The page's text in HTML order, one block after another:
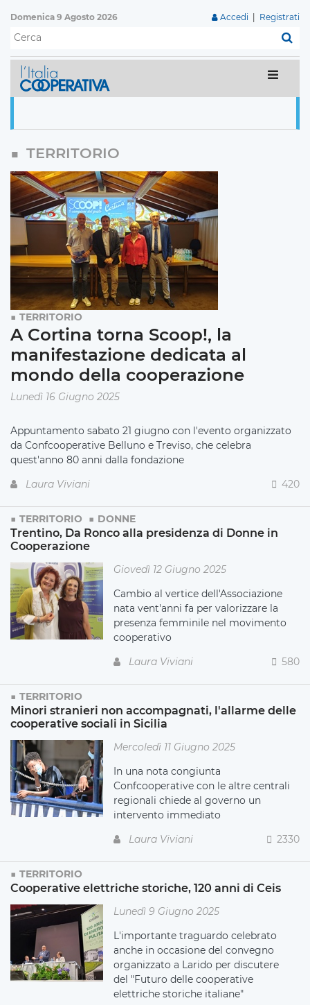
Domenica 9 Agosto 2026 Accedi Registrati
TERRITORIO
TERRITORIO
A Cortina torna Scoop!, la
manifestazione dedicata al
mondo della cooperazione
Lunedì 16 Giugno 2025
Appuntamento sabato 21 giugno con l'evento organizzato
da Confcooperative Belluno e Treviso, che celebra
quest'anno 80 anni dalla fondazione
Laura Viviani
420
TERRITORIO DONNE
Trentino, Da Ronco alla presidenza di Donne in
Cooperazione
Giovedì 12 Giugno 2025
Cambio al vertice dell'Associazione
nata vent'anni fa per valorizzare la
presenza femminile nel movimento
cooperativo
Laura Viviani
580
TERRITORIO
Minori stranieri non accompagnati, l'allarme delle
cooperative sociali in Sicilia
Mercoledì 11 Giugno 2025
In una nota congiunta
Confcooperative con le altre centrali
regionali chiede al governo un
intervento immediato
Laura Viviani
2330
TERRITORIO
Cooperative elettriche storiche, 120 anni di Ceis
Lunedì 9 Giugno 2025
L'importante traguardo celebrato
anche in occasione del convegno
organizzato a Larido per discutere
del "Futuro delle cooperative
elettriche storiche italiane"